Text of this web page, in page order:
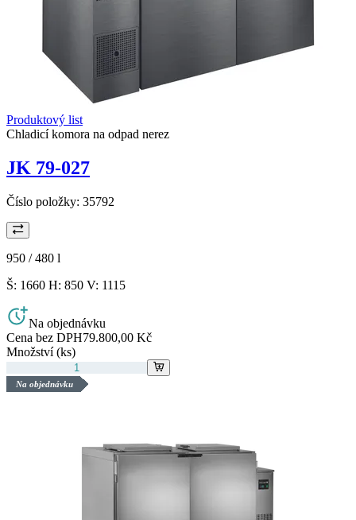
Produktový list
Chladicí komora na odpad nerez
JK 79-027
Číslo položky: 35792
950 / 480 l
Š: 1660 H: 850 V: 1115
Na objednávku
Cena bez DPH79.800,00 Kč
Množství (ks)
Na objednávku